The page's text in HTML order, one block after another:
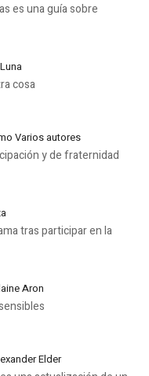
es una guía sobre
cosa
Varios autores
y de fraternidad
tras participar en la
Aron
Elder